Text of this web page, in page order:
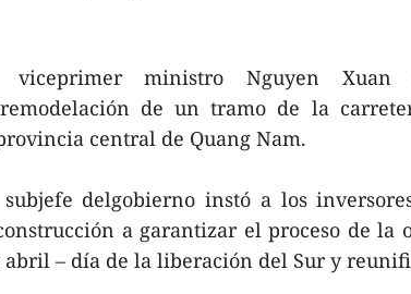
viceprimer ministro Nguyen
de un tramo de la
central de Quang Nam.
delgobierno instó a los
a garantizar el proceso de la
abril – día de la liberación del Sur y